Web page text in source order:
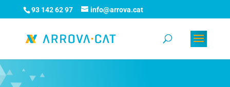
93 142 62 97 info@arrova.cat